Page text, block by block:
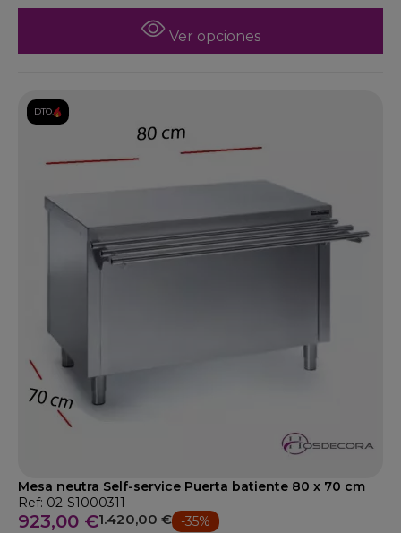
Ver opciones
DTO.
Mesa neutra Self-service Puerta batiente 80 x 70 cm
Ref: 02-S1000311
923,00 €1.420,00 € -35%